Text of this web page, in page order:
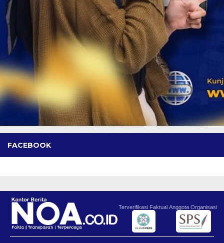
FACEBOOK
Terverifikasi Faktual Anggota Organisasi